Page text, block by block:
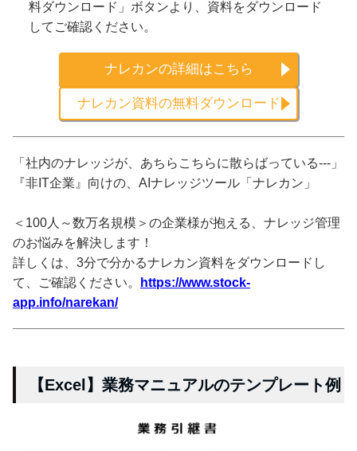
料ダウンロード」ボタンより、資料をダウンロード
してご確認ください。
ナレカンの詳細はこちら
ナレカン資料の無料ダウンロード
「社内のナレッジが、あちらこちらに散らばっている---」
『非IT企業』向けの、AIナレッジツール「ナレカン」
＜100人～数万名規模＞の企業様が抱える、ナレッジ管理
のお悩みを解決します！
詳しくは、3分で分かるナレカン資料をダウンロードし
て、ご確認ください。
https://www.stock-
app.info/narekan/
【Excel】業務マニュアルのテンプレート例